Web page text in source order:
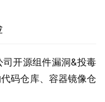
开源组件漏洞&投毒
码仓库、容器镜像仓